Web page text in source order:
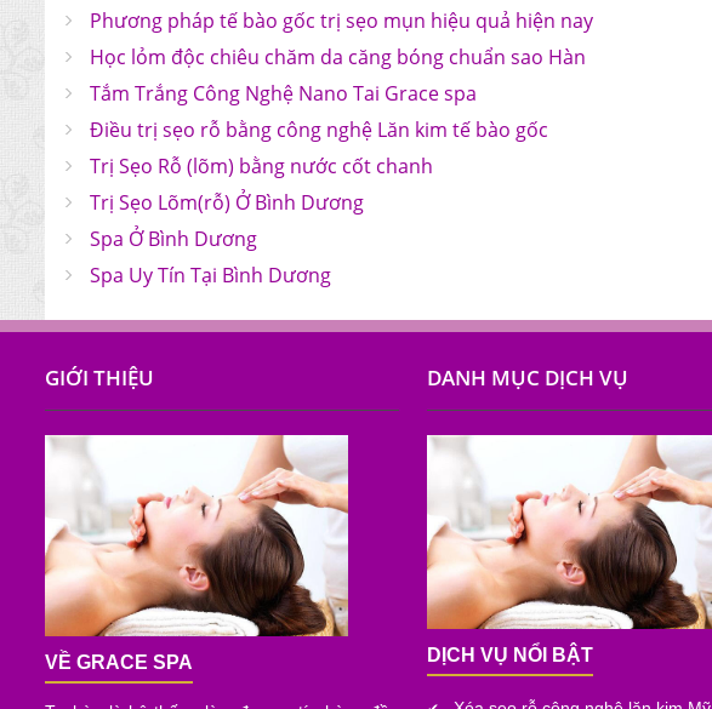
Phương pháp tế bào gốc trị sẹo mụn hiệu quả hiện nay
Học lỏm độc chiêu chăm da căng bóng chuẩn sao Hàn
Tắm Trắng Công Nghệ Nano Tai Grace spa
Điều trị sẹo rỗ bằng công nghệ Lăn kim tế bào gốc
Trị Sẹo Rỗ (lõm) bằng nước cốt chanh
Trị Sẹo Lõm(rỗ) Ở Bình Dương
Spa Ở Bình Dương
Spa Uy Tín Tại Bình Dương
GIỚI THIỆU
VỀ GRACE SPA
DANH MỤC DỊCH VỤ
DỊCH VỤ NỔI BẬT